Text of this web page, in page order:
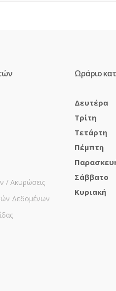
/ Ακυρώσεις
Δεδομένων
Ωράριο
Δευτέρα
Τρίτη
Τετάρτη
Πέμπτη
Σάββατο
Κυριακή